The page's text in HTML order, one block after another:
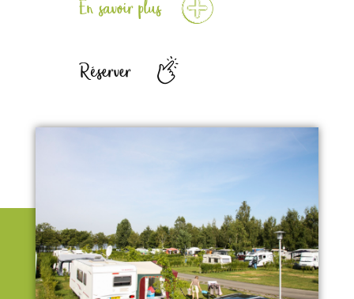
En savoir plus
Réserver